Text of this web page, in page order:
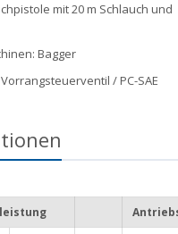
mit 20 m Schlauch und
Bagger
/ PC-SAE